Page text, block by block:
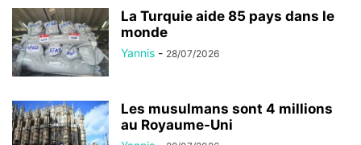
La Turquie aide 85 pays dans le
monde
Yannis - 28/07/2026
Les musulmans sont 4 millions
au Royaume-Uni